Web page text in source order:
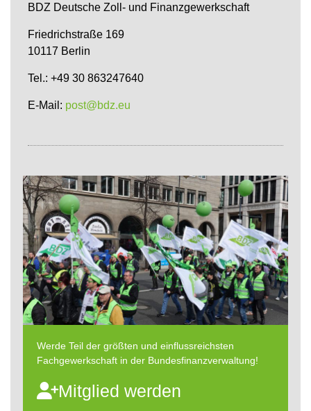
BDZ Deutsche Zoll- und Finanzgewerkschaft
Friedrichstraße 169
10117 Berlin
Tel.: +49 30 863247640
E-Mail: post@bdz.eu
Werde Teil der größten und einflussreichsten
Fachgewerkschaft in der Bundesfinanzverwaltung!
Mitglied werden